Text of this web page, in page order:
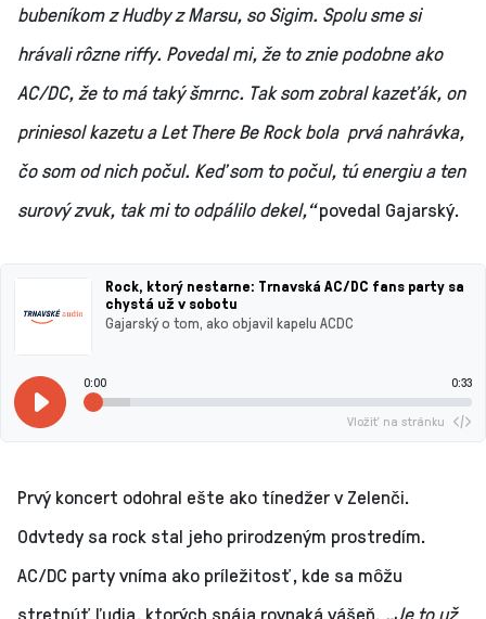
bubeníkom z Hudby z Marsu, so Sigim. Spolu sme si
hrávali rôzne riffy. Povedal mi, že to znie podobne ako
AC/DC, že to má taký šmrnc. Tak som zobral kazeťák, on
priniesol kazetu a Let There Be Rock bola prvá nahrávka,
čo som od nich počul. Keď som to počul, tú energiu a ten
surový zvuk, tak mi to odpálilo dekel,“povedal Gajarský.
Rock, ktorý nestarne: Trnavská AC/DC fans party sa
chystá už v sobotu
Gajarský o tom, ako objavil kapelu ACDC
0:00 0:33
Vložiť na stránku
Prvý koncert odohral ešte ako tínedžer v Zelenči.
Odvtedy sa rock stal jeho prirodzeným prostredím.
AC/DC party vníma ako príležitosť, kde sa môžu